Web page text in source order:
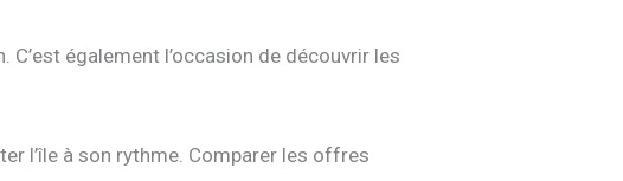
également l’occasion de découvrir les
l’île à son rythme. Comparer les offres